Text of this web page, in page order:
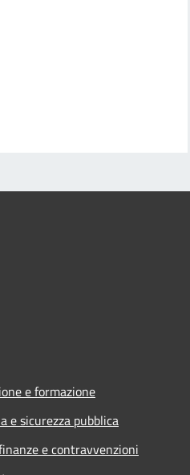
e formazione
e sicurezza pubblica
e contravvenzioni